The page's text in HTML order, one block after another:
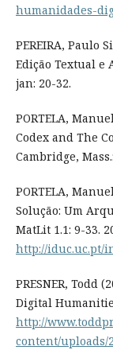
humanidades-
PEREIRA, Paulo
Edição Textual e
jan: 20-32.
PORTELA,
Codex and The
Cambridge,
PORTELA,
Solução: Um
MatLit 1.1: 9-33.
http://iduc.uc.pt/
PRESNER, Todd
Digital
http://
content/uploads/